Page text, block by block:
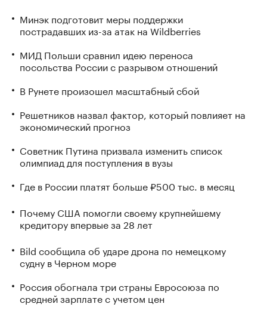
Минэк подготовит меры поддержки
пострадавших из-за атак на Wildberries
МИД Польши сравнил идею переноса
посольства России с разрывом отношений
В Рунете произошел масштабный сбой
Решетников назвал фактор, который повлияет на
экономический прогноз
Советник Путина призвала изменить список
олимпиад для поступления в вузы
Где в России платят больше ₽500 тыс. в месяц
Почему США помогли своему крупнейшему
кредитору впервые за 28 лет
Bild сообщила об ударе дрона по немецкому
судну в Черном море
Россия обогнала три страны Евросоюза по
средней зарплате с учетом цен